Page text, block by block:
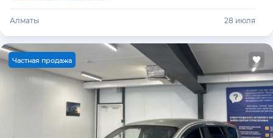
Алматы 28 июля
Частная продажа